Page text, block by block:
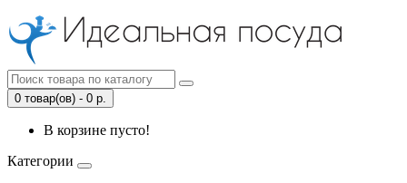
0 товар(ов) - 0 р.
В корзине пусто!
Категории